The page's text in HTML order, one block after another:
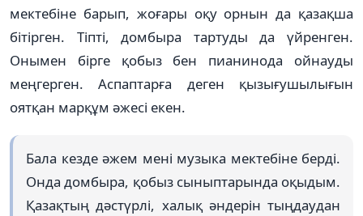
мектебіне барып, жоғары оқу орнын да қазақша
бітірген. Тіпті, домбыра тартуды да үйренген.
Онымен бірге қобыз бен пианинода ойнауды
меңгерген. Аспаптарға деген қызығушылығын
оятқан марқұм әжесі екен.
Бала кезде әжем мені музыка мектебіне берді.
Онда домбыра, қобыз сыныптарында оқыдым.
Қазақтың дәстүрлі, халық әндерін тыңдаудан